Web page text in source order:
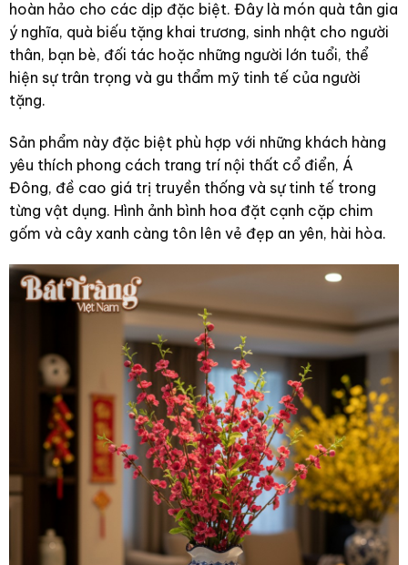
hoàn hảo cho các dịp đặc biệt. Đây là món quà tân gia
ý nghĩa, quà biếu tặng khai trương, sinh nhật cho người
thân, bạn bè, đối tác hoặc những người lớn tuổi, thể
hiện sự trân trọng và gu thẩm mỹ tinh tế của người
tặng.
Sản phẩm này đặc biệt phù hợp với những khách hàng
yêu thích phong cách trang trí nội thất cổ điển, Á
Đông, đề cao giá trị truyền thống và sự tinh tế trong
từng vật dụng. Hình ảnh bình hoa đặt cạnh cặp chim
gốm và cây xanh càng tôn lên vẻ đẹp an yên, hài hòa.